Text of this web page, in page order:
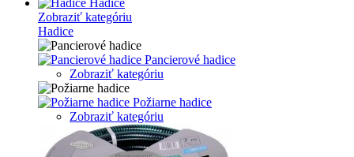
Hadice
Zobraziť kategóriu
Hadice
Pancierové hadice
Zobraziť kategóriu
Požiarne hadice
Zobraziť kategóriu